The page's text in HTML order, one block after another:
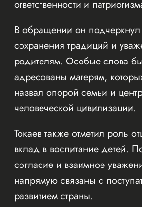
ответственности и
В обращении он подчеркнул
сохранения традиций и
родителям. Особые слова
адресованы матерям,
назвал опорой семьи и
человеческой цивилизации.
Токаев также отметил роль
вклад в воспитание детей.
согласие и взаимное
напрямую связаны с
развитием страны.